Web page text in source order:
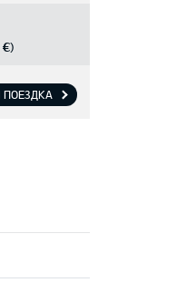
)
ПОЕЗДКА